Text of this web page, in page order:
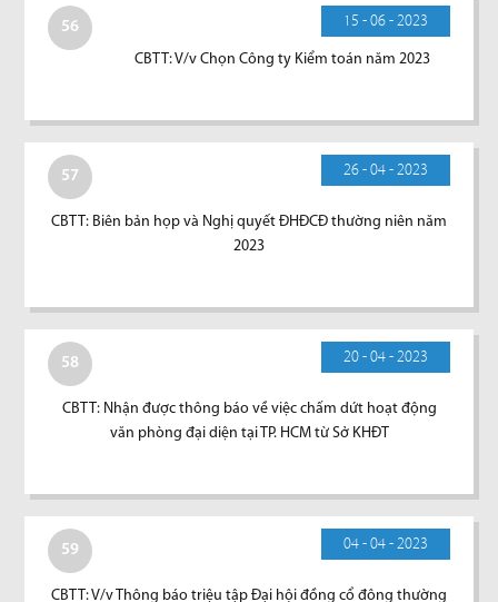
56 15 - 06 - 2023
CBTT: V/v Chọn Công ty Kiểm toán năm 2023
57 26 - 04 - 2023
CBTT: Biên bản họp và Nghị quyết ĐHĐCĐ thường niên năm
2023
58 20 - 04 - 2023
CBTT: Nhận được thông báo về việc chấm dứt hoạt động
văn phòng đại diện tại TP. HCM từ Sở KHĐT
59 04 - 04 - 2023
CBTT: V/v Thông báo triệu tập Đại hội đồng cổ đông thường